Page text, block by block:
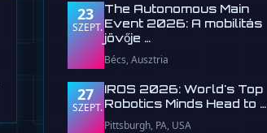
23
SZEPT.
The Autonomous Main
Event 2026: A mobilitás
jövője …
Bécs, Ausztria
27
SZEPT.
IROS 2026: World's Top
Robotics Minds Head to …
Pittsburgh, PA, USA